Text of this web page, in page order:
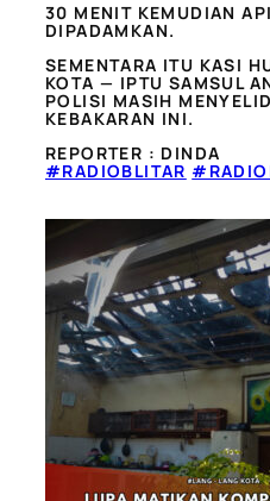
30 MENIT KEMUDIAN
DIPADAMKAN.
SEMENTARA ITU KASI
KOTA — IPTU SAMSUL
POLISI MASIH
KEBAKARAN INI.
REPORTER : DINDA
#RADIOBLITAR